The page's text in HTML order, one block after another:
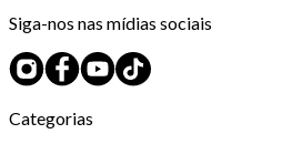
Siga-nos nas mídias sociais
Categorias